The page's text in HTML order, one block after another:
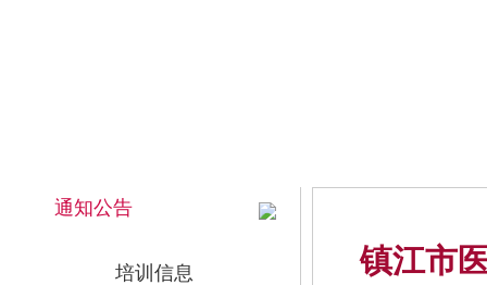
通知公告
培训信息 镇江市